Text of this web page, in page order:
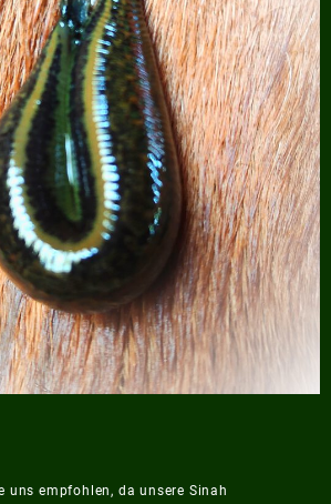
uns empfohlen, da unsere Sinah